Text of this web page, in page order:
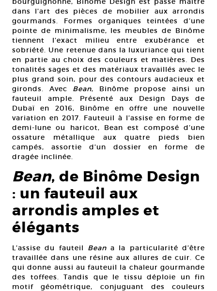
dans l’art des pièces de mobilier aux arrondis
gourmands. Formes organiques teintées d’une
pointe de minimalisme, les meubles de Binôme
tiennent l’exact milieu entre exubérance et
sobriété. Une retenue dans la luxuriance qui tient
en partie au choix des couleurs et matières. Des
tonalités sages et des matériaux travaillés avec le
plus grand soin, pour des contours audacieux et
gironds. Avec Bean, Binôme propose ainsi un
fauteuil ample. Présenté aux Design Days de
Dubaï en 2016, Binôme en offre une nouvelle
variation en 2017. Fauteuil à l’assise en forme de
demi-lune ou haricot, Bean est composé d’une
ossature métallique aux quatre pieds bien
campés, assortie d’un dossier en forme de
dragée inclinée.
Bean, de Binôme Design
: un fauteuil aux
arrondis amples et
élégants
L’assise du fauteil Beana la particularité d’être
travaillée dans une résine aux allures de cuir. Ce
qui donne aussi au fauteuil la chaleur gourmande
des toffees. Tandis que le tissu déploie un fin
motif géométrique, conjuguant des couleurs